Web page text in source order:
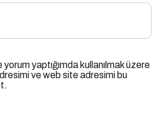
yaptığımda kullanılmak üzere
ve web site adresimi bu